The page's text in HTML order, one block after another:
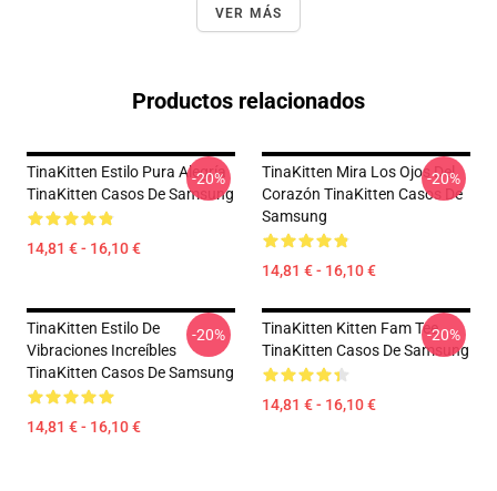
VER MÁS
Productos relacionados
TinaKitten Estilo Pura Alegría
TinaKitten Casos De Samsung
14,81 € - 16,10 €
-20%
TinaKitten Mira Los Ojos Del
Corazón TinaKitten Casos De
Samsung
14,81 € - 16,10 €
-20%
TinaKitten Estilo De
Vibraciones Increíbles
TinaKitten Casos De Samsung
14,81 € - 16,10 €
-20%
TinaKitten Kitten Fam Tee
TinaKitten Casos De Samsung
14,81 € - 16,10 €
-20%